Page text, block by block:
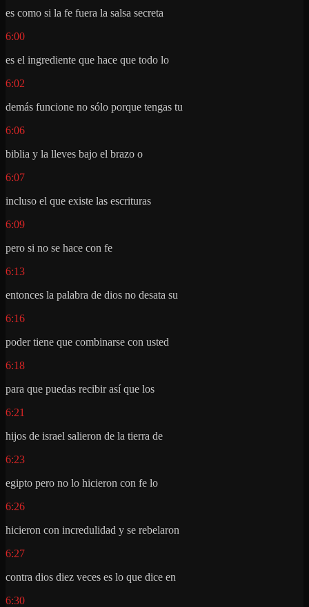
es como si la fe fuera la salsa secreta
6:00
es el ingrediente que hace que todo lo
6:02
demás funcione no sólo porque tengas tu
6:06
biblia y la lleves bajo el brazo o
6:07
incluso el que existe las escrituras
6:09
pero si no se hace con fe
6:13
entonces la palabra de dios no desata su
6:16
poder tiene que combinarse con usted
6:18
para que puedas recibir así que los
6:21
hijos de israel salieron de la tierra de
6:23
egipto pero no lo hicieron con fe lo
6:26
hicieron con incredulidad y se rebelaron
6:27
contra dios diez veces es lo que dice en
6:30